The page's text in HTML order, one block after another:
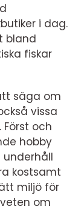
i dag.
bland
fiskar
säga om
vissa
och
hobby
underhåll
kostsamt
miljö för
om